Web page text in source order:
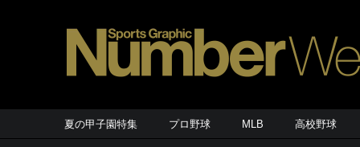
夏の甲子園特集 プロ野球 MLB 高校野球